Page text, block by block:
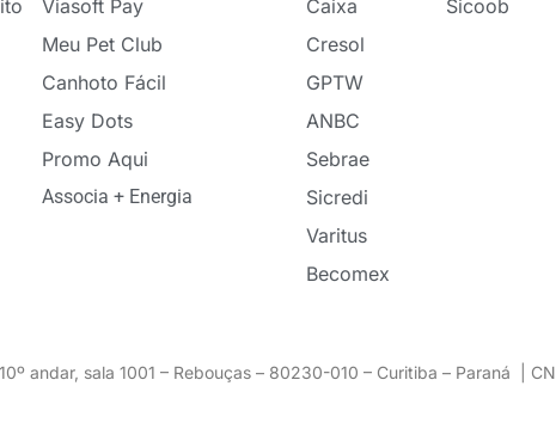
Viasoft Pay
Meu Pet Club
Canhoto Fácil
Easy Dots
Promo Aqui
Associa + Energia
Caixa
Cresol
GPTW
ANBC
Sebrae
Sicredi
Varitus
Becomex
Sicoob
andar, sala 1001 – Rebouças – 80230-010 – Curitiba – Paraná |